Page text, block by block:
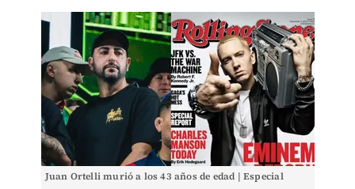
Juan Ortelli murió a los 43 años de edad | Especial